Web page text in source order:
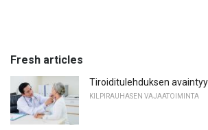
Fresh articles
Tiroiditulehduksen
KILPIRAUHASEN VAJAATOIMINTA